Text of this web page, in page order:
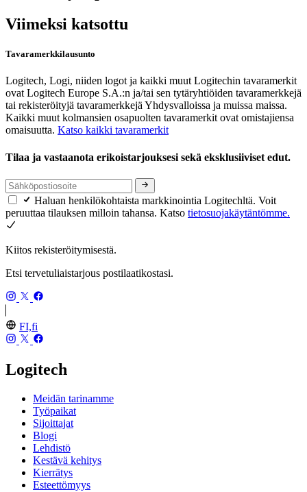
Viimeksi katsottu
Tavaramerkkilausunto
Logitech, Logi, niiden logot ja kaikki muut Logitechin tavaramerkit
ovat Logitech Europe S.A.:n ja/tai sen tytäryhtiöiden tavaramerkkejä
tai rekisteröityjä tavaramerkkejä Yhdysvalloissa ja muissa maissa.
Kaikki muut kolmansien osapuolten tavaramerkit ovat omistajiensa
omaisuutta. Katso kaikki tavaramerkit
Tilaa ja vastaanota erikoistarjouksesi sekä eksklusiiviset edut.
Haluan henkilökohtaista markkinointia Logitechltä. Voit
peruuttaa tilauksen milloin tahansa. Katso tietosuojakäytäntömme.
Kiitos rekisteröitymisestä.
Etsi tervetuliaistarjous postilaatikostasi.
FI,fi
Logitech
Meidän tarinamme
Työpaikat
Sijoittajat
Blogi
Lehdistö
Kestävä kehitys
Kierrätys
Esteettömyys